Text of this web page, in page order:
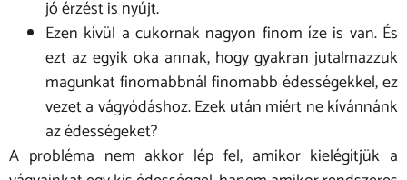
jó érzést is nyújt.
Ezen kívül a cukornak nagyon finom íze is van. És
ezt az egyik oka annak, hogy gyakran jutalmazzuk
magunkat finomabbnál finomabb édességekkel, ez
vezet a vágyódáshoz. Ezek után miért ne kívánnánk
az édességeket?
A probléma nem akkor lép fel, amikor kielégítjük a